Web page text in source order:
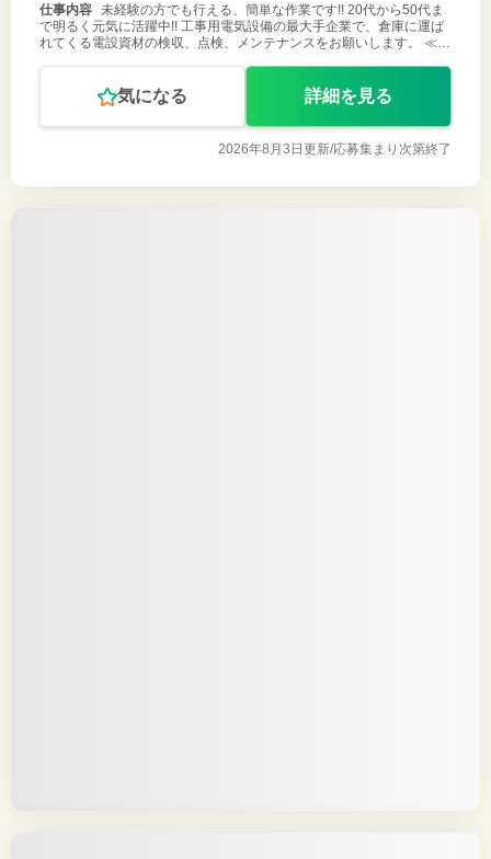
仕事内容 未経験の方でも行える、簡単な作業です!! 20代から50代ま
で明るく元気に活躍中!! 工事用電気設備の最大手企業で、倉庫に運ば
れてくる電設資材の検収、点検、メンテナンスをお願いします。 ≪具
気になる 詳細を見る
2026年8月3日更新/応募集まり次第終了